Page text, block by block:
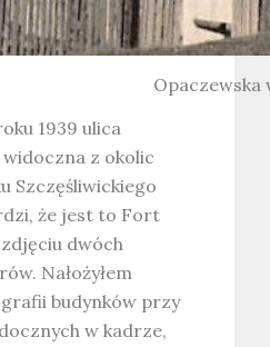
Opaczewska
1939 ulica
widoczna z okolic
Szczęśliwickiego
że jest to Fort
dwóch
Nałożyłem
budynków przy
w kadrze,